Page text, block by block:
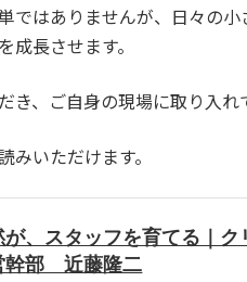
ではありませんが、日々の
成長させます。
き、ご自身の現場に取り入れ
みいただけます。
が、スタッフを育てる｜ク
幹部 近藤隆二